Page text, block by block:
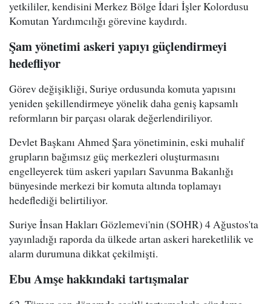
yetkililer, kendisini Merkez Bölge İdari İşler Kolordusu
Komutan Yardımcılığı görevine kaydırdı.
Şam yönetimi askeri yapıyı güçlendirmeyi
hedefliyor
Görev değişikliği, Suriye ordusunda komuta yapısını
yeniden şekillendirmeye yönelik daha geniş kapsamlı
reformların bir parçası olarak değerlendiriliyor.
Devlet Başkanı Ahmed Şara yönetiminin, eski muhalif
grupların bağımsız güç merkezleri oluşturmasını
engelleyerek tüm askeri yapıları Savunma Bakanlığı
bünyesinde merkezi bir komuta altında toplamayı
hedeflediği belirtiliyor.
Suriye İnsan Hakları Gözlemevi'nin (SOHR) 4 Ağustos'ta
yayınladığı raporda da ülkede artan askeri hareketlilik ve
alarm durumuna dikkat çekilmişti.
Ebu Amşe hakkındaki tartışmalar